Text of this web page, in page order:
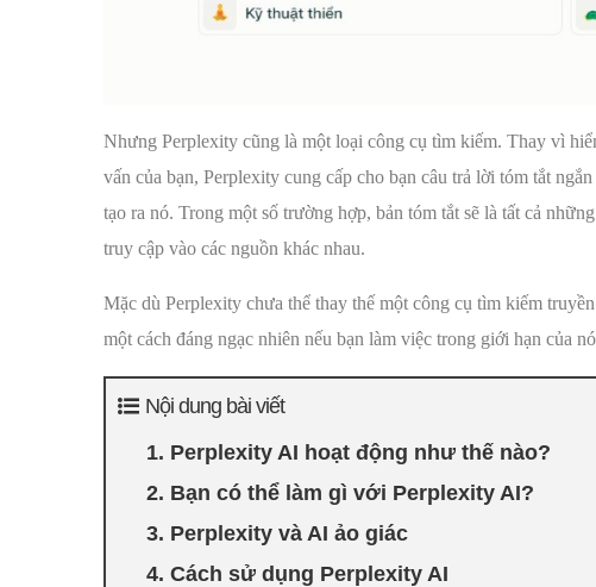
Nhưng Perplexity cũng là một loại công cụ tìm kiếm. Thay vì
vấn của bạn, Perplexity cung cấp cho bạn câu trả lời tóm tắt
tạo ra nó. Trong một số trường hợp, bản tóm tắt sẽ là tất cả
truy cập vào các nguồn khác nhau.
Mặc dù Perplexity chưa thể thay thế một công cụ tìm kiếm
một cách đáng ngạc nhiên nếu bạn làm việc trong giới hạn của
Nội dung bài viết
1. Perplexity AI hoạt động như thế nào?
2. Bạn có thể làm gì với Perplexity AI?
3. Perplexity và AI ảo giác
4. Cách sử dụng Perplexity AI